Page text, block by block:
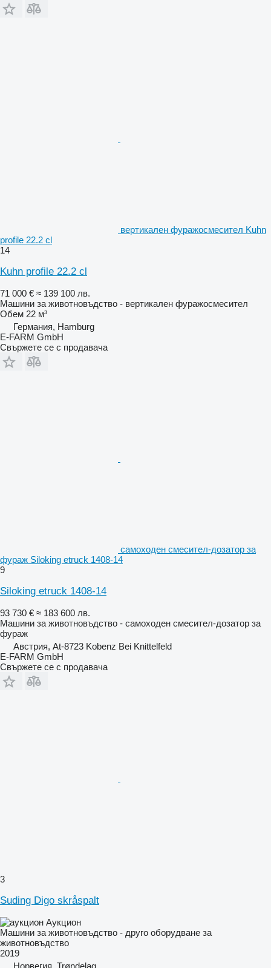
вертикален фуражосмесител Kuhn
profile 22.2 cl
14
Kuhn profile 22.2 cl
71 000 € ≈ 139 100 лв.
Машини за животновъдство - вертикален фуражосмесител
Обем 22 м³
Германия, Hamburg
E-FARM GmbH
Свържете се с продавача
самоходен смесител-дозатор за
фураж Siloking etruck 1408-14
9
Siloking etruck 1408-14
93 730 € ≈ 183 600 лв.
Машини за животновъдство - самоходен смесител-дозатор за
фураж
Австрия, At-8723 Kobenz Bei Knittelfeld
E-FARM GmbH
Свържете се с продавача
3
Suding Digo skråspalt
Аукцион
Машини за животновъдство - друго оборудване за
животновъдство
2019
Норвегия, Trøndelag